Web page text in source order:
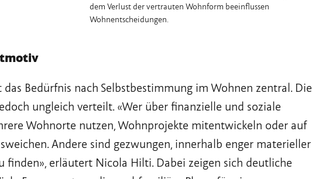
dem Verlust der vertrauten Wohnform beeinflussen
Wohnentscheidungen.
Bedürfnis nach Selbstbestimmung im Wohnen zentral. Die
ungleich verteilt. «Wer über finanzielle und soziale
Wohnorte nutzen, Wohnprojekte mitentwickeln oder auf
Andere sind gezwungen, innerhalb enger materieller
finden», erläutert Nicola Hilti. Dabei zeigen sich deutliche